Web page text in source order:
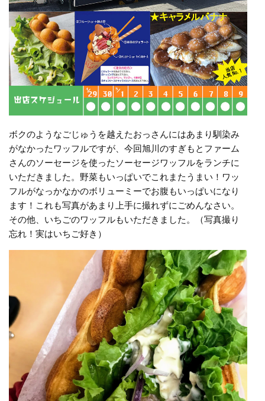
ボクのようなごじゅうを越えたおっさんにはあまり馴染み
がなかったワッフルですが、今回旭川のすぎもとファーム
さんのソーセージを使ったソーセージワッフルをランチに
いただきました。野菜もいっぱいでこれまたうまい！ワッ
フルがなっかなかのボリューミーでお腹もいっぱいになり
ます！これも写真があまり上手に撮れずにごめんなさい。
その他、いちごのワッフルもいただきました。（写真撮り
忘れ！実はいちご好き）